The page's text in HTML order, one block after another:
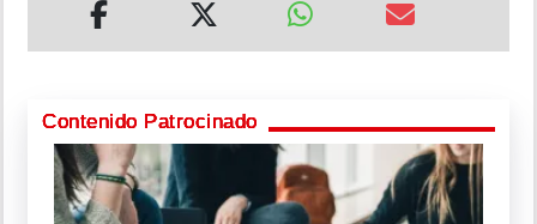
Contenido Patrocinado